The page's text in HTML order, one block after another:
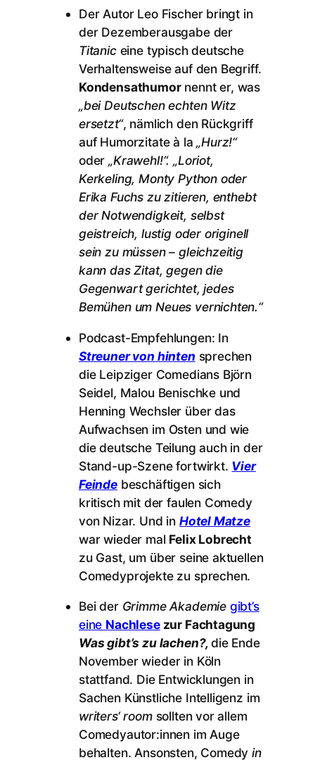
Der Autor Leo Fischer bringt in
der Dezemberausgabe der
Titanic eine typisch deutsche
Verhaltensweise auf den Begriff.
Kondensathumornennt er, was
„bei Deutschen echten Witz
ersetzt“, nämlich den Rückgriff
auf Humorzitate à la„Hurz!“
oder„Krawehl!“. „Loriot,
Kerkeling, Monty Python oder
Erika Fuchs zu zitieren, enthebt
der Notwendigkeit, selbst
geistreich, lustig oder originell
sein zu müssen – gleichzeitig
kann das Zitat, gegen die
Gegenwart gerichtet, jedes
Bemühen um Neues vernichten.“
Podcast-Empfehlungen: In
Streuner von hinten sprechen
die Leipziger Comedians Björn
Seidel, Malou Benischke und
Henning Wechsler über das
Aufwachsen im Osten und wie
die deutsche Teilung auch in der
Stand-up-Szene fortwirkt. Vier
Feindebeschäftigen sich
kritisch mit der faulen Comedy
von Nizar. Und in Hotel Matze
war wieder mal Felix Lobrecht
zu Gast, um über seine aktuellen
Comedyprojekte zu sprechen.
Bei der Grimme Akademie gibt’s
eine Nachlesezur Fachtagung
Was gibt’s zu lachen?,die Ende
November wieder in Köln
stattfand. Die Entwicklungen in
Sachen Künstliche Intelligenz im
writers‘ room sollten vor allem
Comedyautor:innen im Auge
behalten. Ansonsten, Comedyin